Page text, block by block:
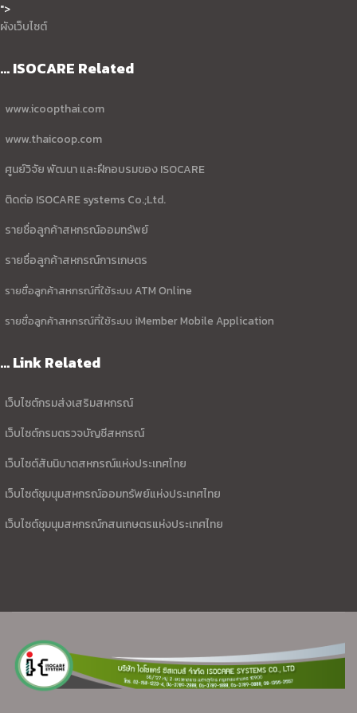
">
ผังเว็บไซต์
... ISOCARE Related
www.icoopthai.com
www.thaicoop.com
ศูนย์วิจัย พัฒนา และฝึกอบรมของ ISOCARE
ติดต่อ ISOCARE systems Co.;Ltd.
รายชื่อลูกค้าสหกรณ์ออมทรัพย์
รายชื่อลูกค้าสหกรณ์การเกษตร
รายชื่อลูกค้าสหกรณ์ที่ใช้ระบบ ATM Online
รายชื่อลูกค้าสหกรณ์ที่ใช้ระบบ iMember Mobile Application
... Link Related
เว็บไซต์กรมส่งเสริมสหกรณ์
เว็บไซต์กรมตรวจบัญชีสหกรณ์
เว็บไซต์สันนิบาตสหกรณ์แห่งประเทศไทย
เว็บไซต์ชุมนุมสหกรณ์ออมทรัพย์แห่งประเทศไทย
เว็บไซต์ชุมนุมสหกรณ์กสนเกษตรแห่งประเทศไทย